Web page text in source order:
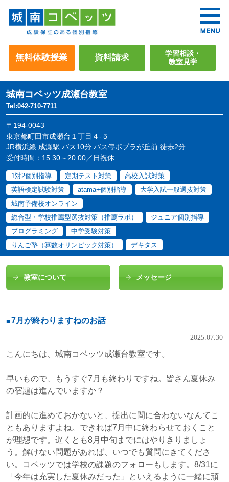
無料体験授業 資料請求
学習相談・
教室見学
城南コベッツ成瀬台教室
Tel:042-710-7711
〒194-0043
東京都町田市成瀬台１丁目４-５
JR横浜線:成瀬駅 バス10分 バス停ポプラが丘前 徒歩2分
受付時間：15:30～20:00／日祝休
1対2個別指導 定期テスト対策
高校入試対策
英語検定試験対策
atama+個別指導
大学入試一般選抜対策
城南予備校オンライン
総合型・学校推薦型選抜対策（推薦ラボ）
ジュニア個別指導
プログラミング
中学受験対策
りんご塾（算数オリンピック対策）
デキタス
教室について メッセージ
7月が終わりますねのお話
2025.07.30
こんにちは、城南コベッツ成瀬台教室です。
早いもので、もうすぐ7月も終わりですね。皆さん夏休み
の宿題は進んでいますか？
計画的に進めておかないと、提出に間に合わないなんてこ
ともありますよね。できれば7月中に終わらせておくこと
が理想です。遅くとも8月中旬までにはやりきりましょ
う。解けない問題があれば、いつでも質問にきてくださ
い。コベッツでは学校の課題のフォローもします。8/31に
「今年は充実した夏休みだった」といえるように一緒に頑